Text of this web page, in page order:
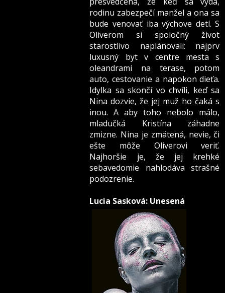
rodinu zabezpečí manžel a ona sa
bude venovať iba výchove detí. S
Oliverom si spoločný život
starostlivo naplánovali: najprv
luxusný byt v centre mesta s
oleandrami na terase, potom
auto, cestovanie a napokon dieťa.
Idylka sa skončí vo chvíli, keď sa
Nina dozvie, že jej muž ho čaká s
inou. A aby toho nebolo málo,
mladučká Kristína záhadne
zmizne. Nina je zmätená, nevie, či
ešte môže Oliverovi veriť.
Najhoršie je, že jej krehké
sebavedomie nahlodáva strašné
podozrenie.
Lucia Sasková: Unesená